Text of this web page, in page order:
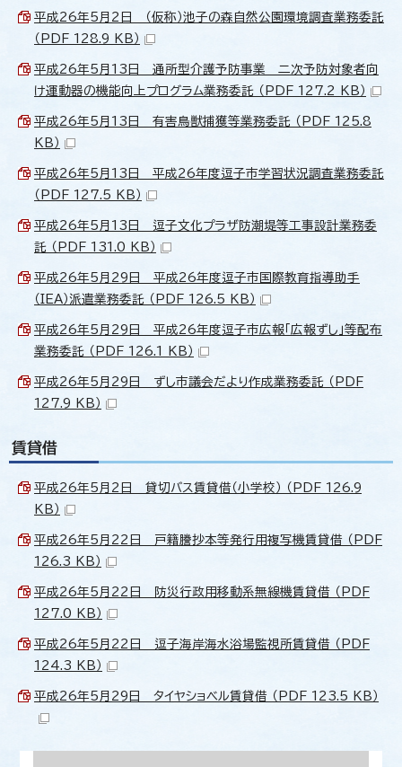
平成26年5月2日 （仮称）池子の森自然公園環境調査業務委託
（PDF 128.9 KB）
平成26年5月13日 通所型介護予防事業 二次予防対象者向
け運動器の機能向上プログラム業務委託 （PDF 127.2 KB）
平成26年5月13日 有害鳥獣捕獲等業務委託 （PDF 125.8
KB）
平成26年5月13日 平成26年度逗子市学習状況調査業務委託
（PDF 127.5 KB）
平成26年5月13日 逗子文化プラザ防潮堤等工事設計業務委
託 （PDF 131.0 KB）
平成26年5月29日 平成26年度逗子市国際教育指導助手
（IEA）派遣業務委託 （PDF 126.5 KB）
平成26年5月29日 平成26年度逗子市広報「広報ずし」等配布
業務委託 （PDF 126.1 KB）
平成26年5月29日 ずし市議会だより作成業務委託 （PDF
127.9 KB）
賃貸借
平成26年5月2日 貸切バス賃貸借（小学校） （PDF 126.9
KB）
平成26年5月22日 戸籍謄抄本等発行用複写機賃貸借 （PDF
126.3 KB）
平成26年5月22日 防災行政用移動系無線機賃貸借 （PDF
127.0 KB）
平成26年5月22日 逗子海岸海水浴場監視所賃貸借 （PDF
124.3 KB）
平成26年5月29日 タイヤショベル賃貸借 （PDF 123.5 KB）